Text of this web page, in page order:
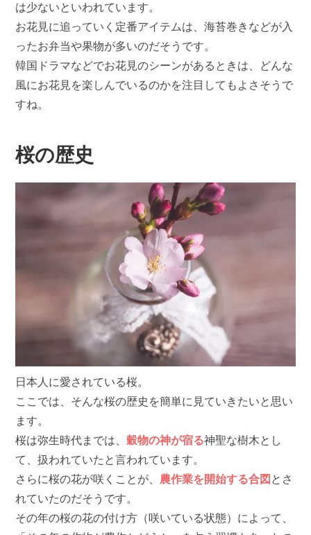
は少ないといわれています。
お花見に追っていく定番アイテムは、海苔巻きなどが入
ったお弁当や果物が多いのだそうです。
韓国ドラマなどでお花見のシーンがあるときは、どんな
風にお花見を楽しんでいるのかを注目してもよさそうで
すね。
桜の歴史
日本人に愛されている桜。
ここでは、そんな桜の歴史を簡単に見ていきたいと思い
ます。
桜は弥生時代までは、穀物の神が宿る神聖な樹木とし
て、扱われていたと言われています。
さらに桜の花が咲くことが、 農作業を開始する合図 とさ
れていたのだそうです。
その年の桜の花の付け方（咲いている状態）によって、